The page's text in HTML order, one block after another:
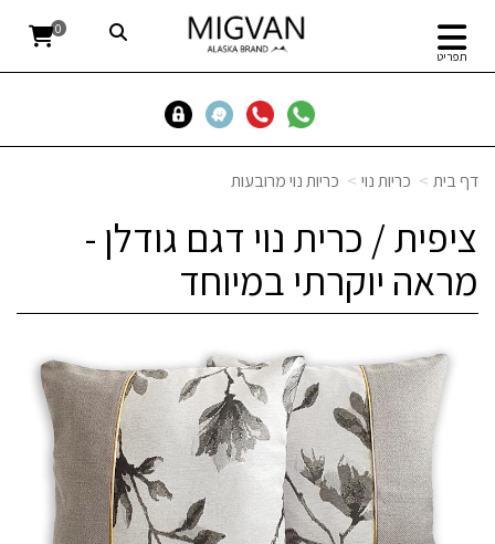
תפריט
0
דף בית כריות נוי כריות נוי מרובעות
ציפית / כרית נוי דגם גודלן -
מראה יוקרתי במיוחד